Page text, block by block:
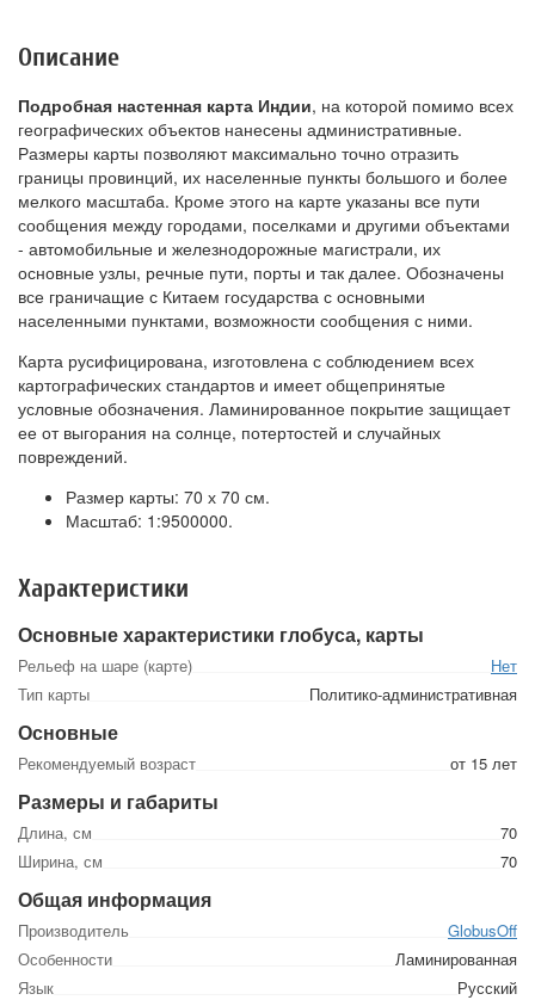
Описание
Подробная настенная карта Индии, на которой помимо всех
географических объектов нанесены административные.
Размеры карты позволяют максимально точно отразить
границы провинций, их населенные пункты большого и более
мелкого масштаба. Кроме этого на карте указаны все пути
сообщения между городами, поселками и другими объектами
- автомобильные и железнодорожные магистрали, их
основные узлы, речные пути, порты и так далее. Обозначены
все граничащие с Китаем государства с основными
населенными пунктами, возможности сообщения с ними.
Карта русифицирована, изготовлена с соблюдением всех
картографических стандартов и имеет общепринятые
условные обозначения. Ламинированное покрытие защищает
ее от выгорания на солнце, потертостей и случайных
повреждений.
Размер карты: 70 х 70 см.
Масштаб: 1:9500000.
Характеристики
Основные характеристики глобуса, карты
Рельеф на шаре (карте)
Нет
Тип карты
Политико-административная
Основные
Рекомендуемый возраст от 15 лет
Размеры и габариты
Длина, см
70
Ширина, см
70
Общая информация
Производитель
GlobusOff
Особенности
Ламинированная
Язык
Русский